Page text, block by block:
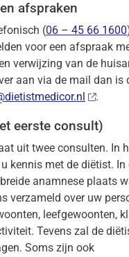
afspraken
(06 – 45 66 1600
voor een afspraak
verwijzing van de
aan via de mail dan is
.
eerste consult)
uit twee consulten. In
kennis met de diëtist. In
anamnese plaats
verzameld over uw
leefgewoonten,
Tevens zal de
Soms zijn ook